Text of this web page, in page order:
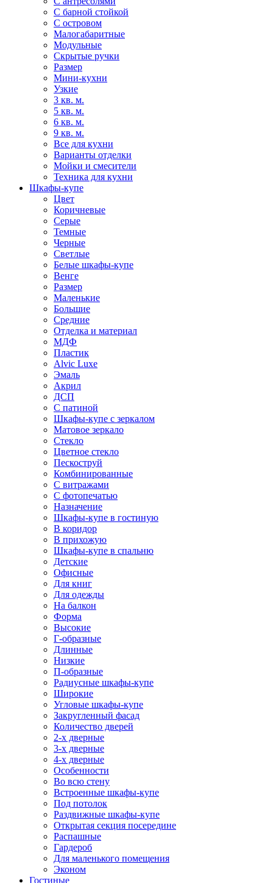
С барной стойкой
С островом
Малогабаритные
Модульные
Скрытые ручки
Размер
Мини-кухни
Узкие
3 кв. м.
5 кв. м.
6 кв. м.
9 кв. м.
Все для кухни
Варианты отделки
Мойки и смесители
Техника для кухни
Шкафы-купе
Цвет
Коричневые
Серые
Темные
Черные
Светлые
Белые шкафы-купе
Венге
Размер
Маленькие
Большие
Средние
Отделка и материал
МДФ
Пластик
Alvic Luxe
Эмаль
Акрил
ДСП
С патиной
Шкафы-купе с зеркалом
Матовое зеркало
Стекло
Цветное стекло
Пескоструй
Комбинированные
С витражами
С фотопечатью
Назначение
Шкафы-купе в гостиную
В коридор
В прихожую
Шкафы-купе в спальню
Детские
Офисные
Для книг
Для одежды
На балкон
Форма
Высокие
Г-образные
Длинные
Низкие
П-образные
Радиусные шкафы-купе
Широкие
Угловые шкафы-купе
Закругленный фасад
Количество дверей
2-х дверные
3-х дверные
4-х дверные
Особенности
Во всю стену
Встроенные шкафы-купе
Под потолок
Раздвижные шкафы-купе
Открытая секция посередине
Распашные
Гардероб
Для маленького помещения
Эконом
Гостиные